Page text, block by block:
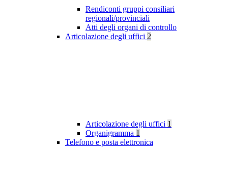
Rendiconti gruppi consiliari
regionali/provinciali
Atti degli organi di controllo
Articolazione degli uffici 2
Articolazione degli uffici 1
Organigramma 1
Telefono e posta elettronica